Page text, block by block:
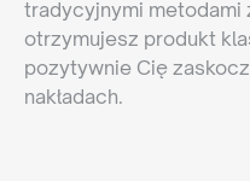
tradycyjnymi metodami
otrzymujesz produkt
pozytywnie Cię
nakładach.